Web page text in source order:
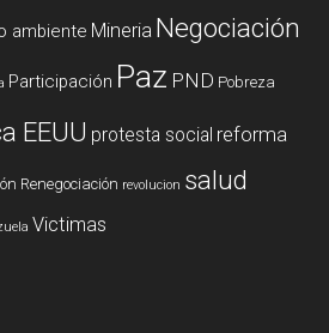
ambiente Mineria Negociación
Participación Paz PND Pobreza
EEUU protesta social reforma
Renegociación revolucion salud
Victimas